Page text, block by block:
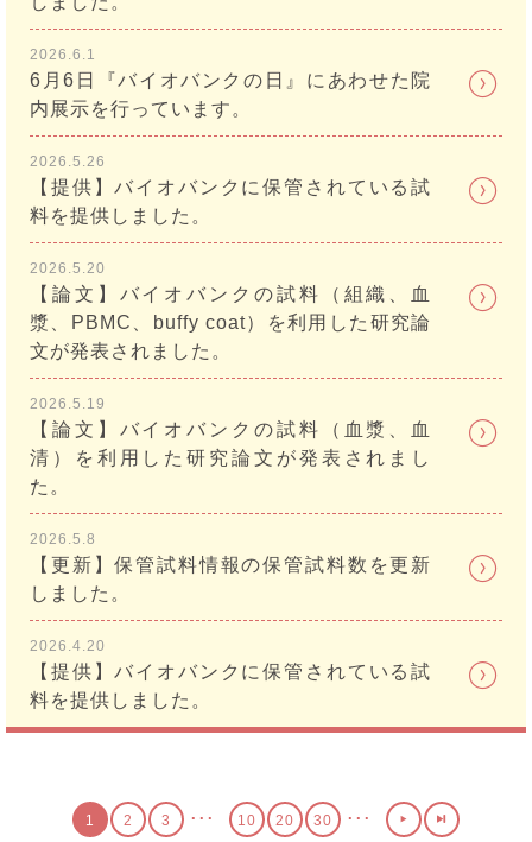
2026.6.1
6月6日『バイオバンクの日』にあわせた院
内展示を行っています。
2026.5.26
【提供】バイオバンクに保管されている試
料を提供しました。
2026.5.20
【論文】バイオバンクの試料（組織、血
漿、PBMC、buffy coat）を利用した研究論
文が発表されました。
2026.5.19
【論文】バイオバンクの試料（血漿、血
清）を利用した研究論文が発表されまし
た。
2026.5.8
【更新】保管試料情報の保管試料数を更新
しました。
2026.4.20
【提供】バイオバンクに保管されている試
料を提供しました。
1 2 3 ... 10 20 30 ...